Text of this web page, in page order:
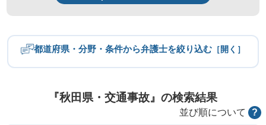
都道府県・分野・条件から弁護士を絞り込む ［開く］
北海道・東北 関東
『秋田県・交通事故』の検索結果
並び順について ?